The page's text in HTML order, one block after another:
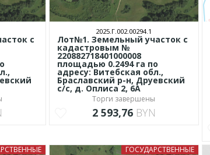
с
2025.Г.002.00294.1
Лот№1. Земельный участок с
кадастровым №
220882718401000008
площадью 0.2494 га по
адресу: Витебская обл.,
Браславский р-н, Друевский
с/с, д. Оплиса 2, 6А
Торги завершены
2 593,76 BYN
ГОСУДАРСТВЕННЫЕ